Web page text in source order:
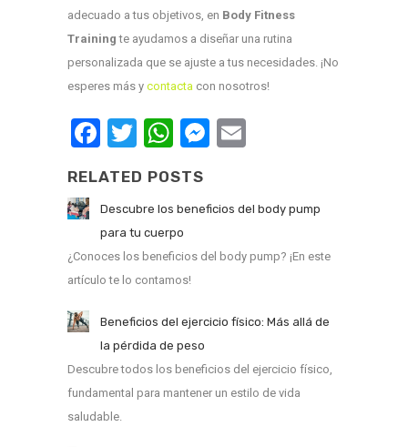
adecuado a tus objetivos, en Body Fitness
Training te ayudamos a diseñar una rutina
personalizada que se ajuste a tus necesidades. ¡No
esperes más y contacta con nosotros!
Facebook
Twitter
WhatsApp
Messenger
RELATED POSTS
Descubre los beneficios del body pump
para tu cuerpo
¿Conoces los beneficios del body pump? ¡En este
artículo te lo contamos!
Beneficios del ejercicio físico: Más allá de
la pérdida de peso
Descubre todos los beneficios del ejercicio físico,
fundamental para mantener un estilo de vida
saludable.